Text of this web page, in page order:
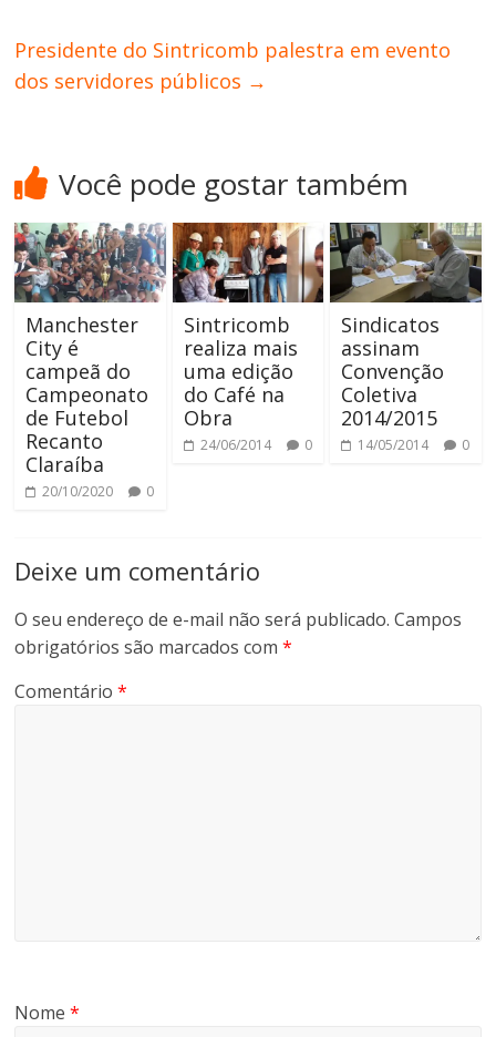
Presidente do Sintricomb palestra em evento
dos servidores públicos →
Você pode gostar também
Manchester
City é
campeã do
Campeonato
de Futebol
Recanto
Claraíba
20/10/2020 0
Sintricomb
realiza mais
uma edição
do Café na
Obra
24/06/2014 0
Sindicatos
assinam
Convenção
Coletiva
2014/2015
14/05/2014 0
Deixe um comentário
O seu endereço de e-mail não será publicado. Campos
obrigatórios são marcados com*
Comentário*
Nome*